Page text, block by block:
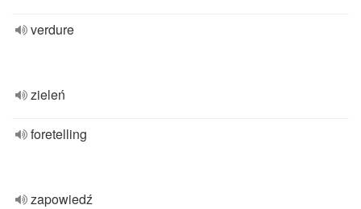
verdure
zieleń
foretelling
zapowiedź